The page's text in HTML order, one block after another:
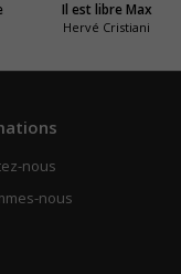
Il est libre Max
Hervé Cristiani
nous
nous